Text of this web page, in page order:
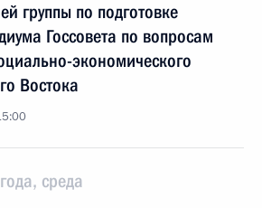
группы по подготовке
Госсовета по вопросам
экономического
Востока
среда